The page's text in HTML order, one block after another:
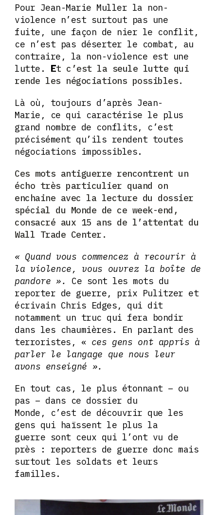
Pour Jean-Marie Muller la non-
violence n’est surtout pas une
fuite, une façon de nier le conflit,
ce n’est pas déserter le combat, au
contraire, la non-violence est une
lutte.
Et c’est la seule lutte qui
rende les négociations possibles.
Là où, toujours d’après Jean-
Marie, ce qui caractérise le plus
grand nombre de conflits, c’est
précisément qu’ils rendent toutes
négociations impossibles.
Ces mots antiguerre rencontrent un
écho très particulier quand on
enchaine avec la lecture du dossier
spécial du Monde de ce week-end,
consacré aux 15 ans de l’attentat du
Wall Trade Center.
« Quand vous commencez à recourir à
la violence, vous ouvrez la boîte de
pandore ». Ce sont les mots du
reporter de guerre, prix Pulitzer et
écrivain Chris Edges, qui dit
notamment un truc qui fera bondir
dans les chaumières. En parlant des
terroristes, « ces gens ont appris à
parler le langage que nous leur
avons enseigné ».
En tout cas, le plus étonnant – ou
pas – dans ce dossier du
Monde, c’est de découvrir que les
gens qui haïssent le plus la
guerre sont ceux qui l’ont vu de
près : reporters de guerre donc mais
surtout les soldats et leurs
familles.